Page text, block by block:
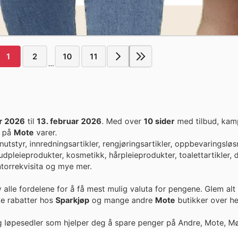
1 2
...
10 11
2026 til 13. februar 2026. Med over 10 sider med tilbud,
Mote varer.
innredningsartikler, rengjøringsartikler,
kosmetikk, hårpleieprodukter, toalettartikler,
og mye mer.
fordelene for å få mest mulig valuta for pengene. Glem alt
unike rabatter hos Sparkjøp og mange andre Mote butikker over
som hjelper deg å spare penger på Andre, Mote,